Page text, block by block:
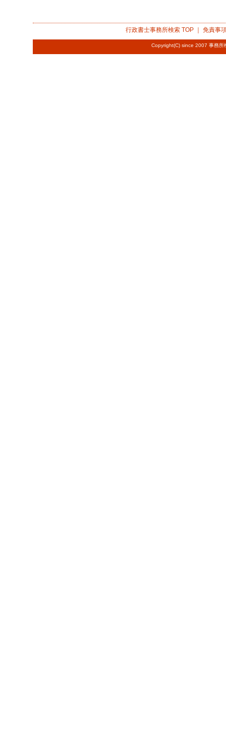
行政書士事務所検索TOP ｜ 免責事
Copyright(C) since 2007 事務所